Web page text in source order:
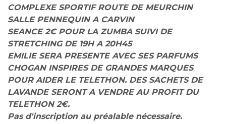
COMPLEXE SPORTIF ROUTE DE MEURCHIN
SALLE PENNEQUIN A CARVIN
SEANCE 2€ POUR LA ZUMBA SUIVI DE
STRETCHING DE 19H A 20H45
EMILIE SERA PRESENTE AVEC SES PARFUMS
CHOGAN INSPIRES DE GRANDES MARQUES
POUR AIDER LE TELETHON. DES SACHETS DE
LAVANDE SERONT A VENDRE AU PROFIT DU
TELETHON 2€.
Pas d'inscription au préalable nécessaire.